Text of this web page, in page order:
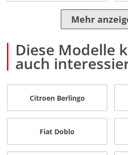
Mehr
Diese Modelle
auch
Citroen Berlingo
Fiat Doblo